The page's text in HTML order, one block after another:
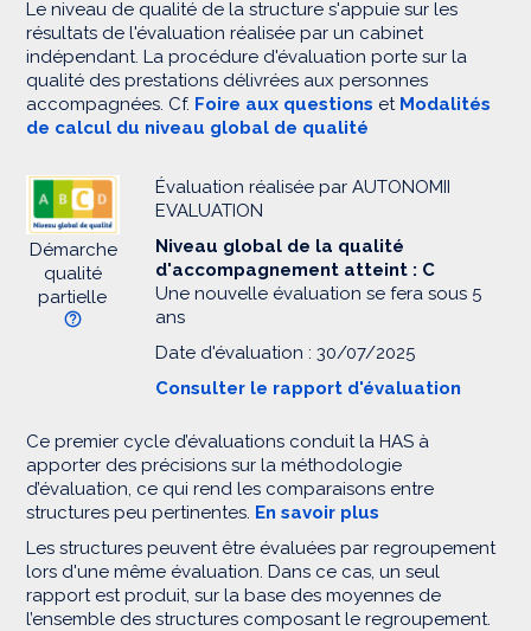
Le niveau de qualité de la structure s'appuie sur les
résultats de l'évaluation réalisée par un cabinet
indépendant. La procédure d'évaluation porte sur la
qualité des prestations délivrées aux personnes
accompagnées. Cf. Foire aux questions et Modalités
de calcul du niveau global de qualité
Démarche
qualité
partielle
Évaluation réalisée par AUTONOMII
EVALUATION
Niveau global de la qualité
d'accompagnement atteint : C
Une nouvelle évaluation se fera sous 5
ans
Date d'évaluation : 30/07/2025
Consulter le rapport d'évaluation
Ce premier cycle d’évaluations conduit la HAS à
apporter des précisions sur la méthodologie
d’évaluation, ce qui rend les comparaisons entre
structures peu pertinentes. En savoir plus
Les structures peuvent être évaluées par regroupement
lors d'une même évaluation. Dans ce cas, un seul
rapport est produit, sur la base des moyennes de
l’ensemble des structures composant le regroupement.